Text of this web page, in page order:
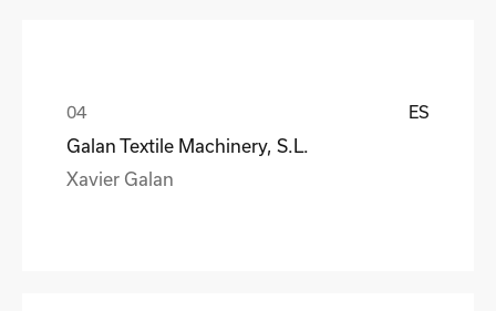
ES
Galan Textile Machinery, S.L.
Xavier Galan